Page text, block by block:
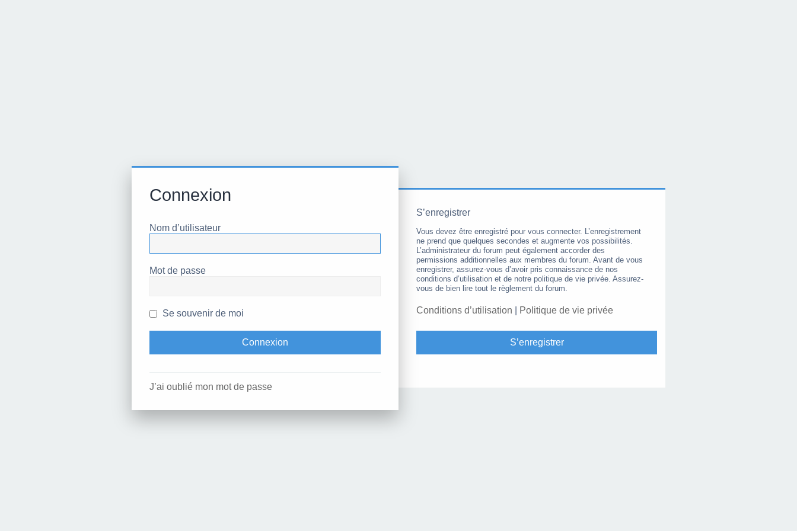
Connexion
Nom d’utilisateur
Mot de passe
Se souvenir de moi
J’ai oublié mon mot de passe
S’enregistrer
Vous devez être enregistré pour vous connecter. L’enregistrement
ne prend que quelques secondes et augmente vos possibilités.
L’administrateur du forum peut également accorder des
permissions additionnelles aux membres du forum. Avant de vous
enregistrer, assurez-vous d’avoir pris connaissance de nos
conditions d’utilisation et de notre politique de vie privée. Assurez-
vous de bien lire tout le règlement du forum.
Conditions d’utilisation Politique de vie privée
S’enregistrer